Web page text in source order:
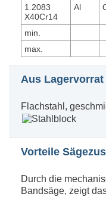
1.2083
X40Cr14
Al
min.
max.
Aus Lagervorrat
Flachstahl,
Vorteile
Durch die
Bandsäge, zeigt